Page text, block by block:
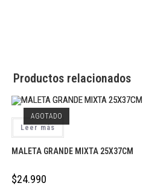
Productos relacionados
AGOTADO
Leer más
MALETA GRANDE MIXTA 25X37CM
$24.990